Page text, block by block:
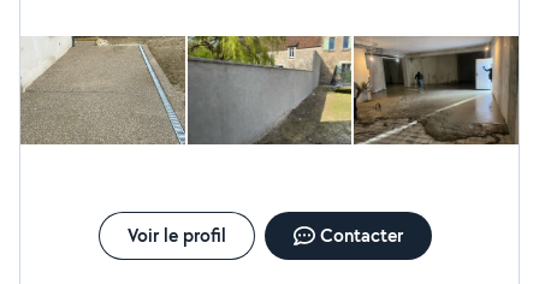
Voir le profil Contacter